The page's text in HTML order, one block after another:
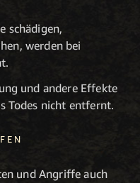
schädigen,
werden bei
und andere Effekte
Todes nicht entfernt.
und Angriffe auch